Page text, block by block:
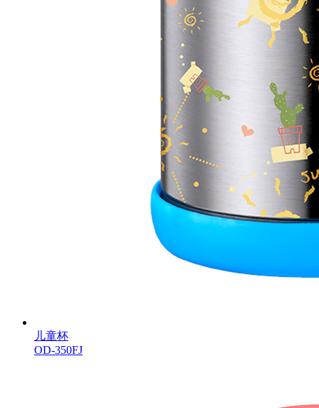
儿童杯
OD-350FJ